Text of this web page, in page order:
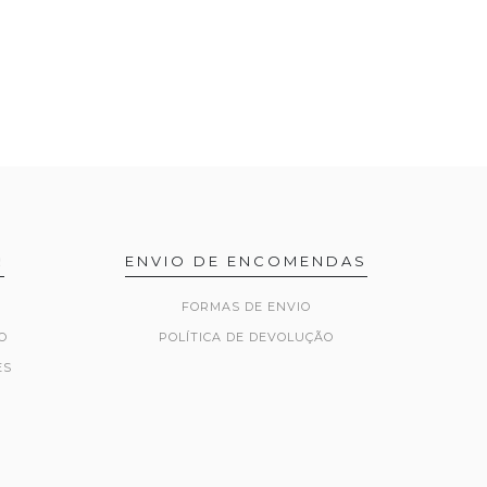
ENVIO DE ENCOMENDAS
FORMAS DE ENVIO
POLÍTICA DE DEVOLUÇÃO